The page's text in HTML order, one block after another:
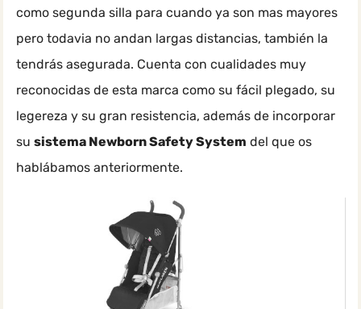
como segunda silla para cuando ya son mas mayores
pero todavia no andan largas distancias, también la
tendrás asegurada. Cuenta con cualidades muy
reconocidas de esta marca como su fácil plegado, su
legereza y su gran resistencia, además de incorporar
su sistema Newborn Safety System del que os
hablábamos anteriormente.